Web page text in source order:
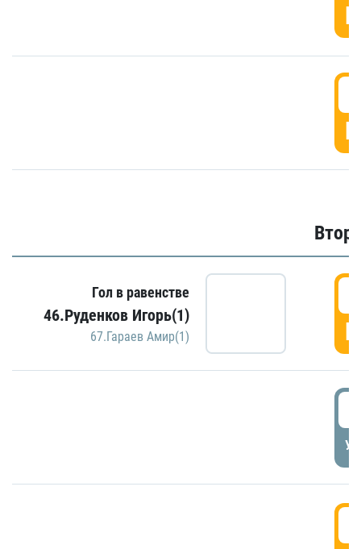
Гол в равенстве
46.Руденков Игорь(1)
67.Гараев Амир(1)